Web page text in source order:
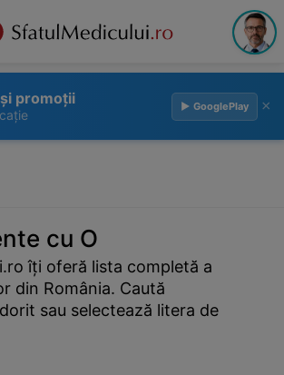
promoții ▶ GooglePlay ×
cu O
îți oferă lista completă a
din România. Caută
sau selectează litera de